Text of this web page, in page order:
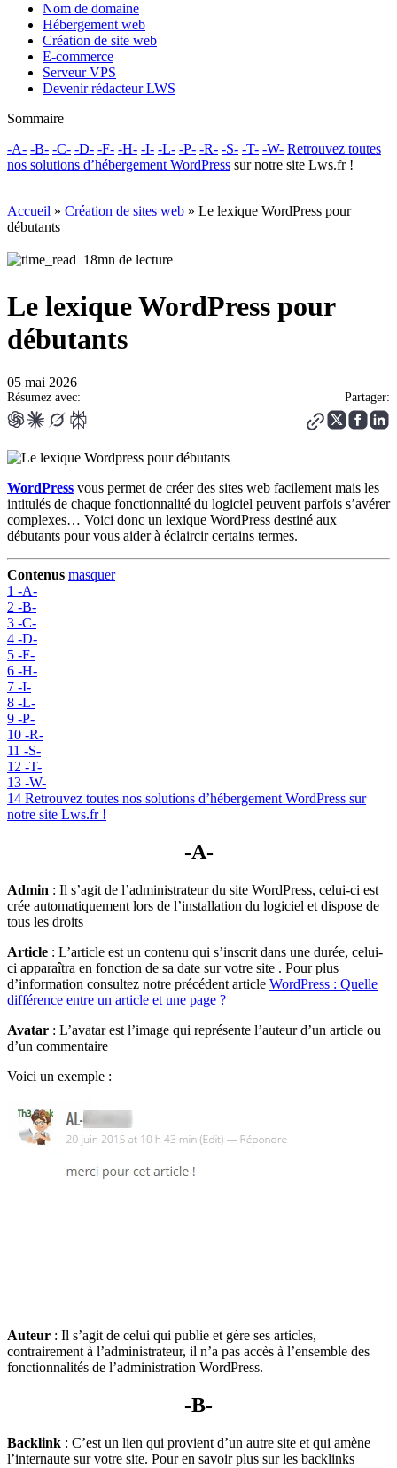
Nom de domaine
Hébergement web
Création de site web
E-commerce
Serveur VPS
Devenir rédacteur LWS
Sommaire
-A- -B- -C- -D- -F- -H- -I- -L- -P- -R- -S- -T- -W- Retrouvez toutes
nos solutions d’hébergement WordPress sur notre site Lws.fr !
Accueil » Création de sites web » Le lexique WordPress pour
débutants
18mn de lecture
Le lexique WordPress pour
débutants
05 mai 2026
Résumez avec: Partager:
WordPress vous permet de créer des sites web facilement mais les
intitulés de chaque fonctionnalité du logiciel peuvent parfois s’avérer
complexes… Voici donc un lexique WordPress destiné aux
débutants pour vous aider à éclaircir certains termes.
Contenus masquer
1 -A-
2 -B-
3 -C-
4 -D-
5 -F-
6 -H-
7 -I-
8 -L-
9 -P-
10 -R-
11 -S-
12 -T-
13 -W-
14 Retrouvez toutes nos solutions d’hébergement WordPress sur
notre site Lws.fr !
-A-
Admin : Il s’agit de l’administrateur du site WordPress, celui-ci est
crée automatiquement lors de l’installation du logiciel et dispose de
tous les droits
Article : L’article est un contenu qui s’inscrit dans une durée, celui-
ci apparaîtra en fonction de sa date sur votre site . Pour plus
d’information consultez notre précédent article WordPress : Quelle
différence entre un article et une page ?
Avatar : L’avatar est l’image qui représente l’auteur d’un article ou
d’un commentaire
Voici un exemple :
Auteur : Il s’agit de celui qui publie et gère ses articles,
contrairement à l’administrateur, il n’a pas accès à l’ensemble des
fonctionnalités de l’administration WordPress.
-B-
Backlink : C’est un lien qui provient d’un autre site et qui amène
l’internaute sur votre site. Pour en savoir plus sur les backlinks